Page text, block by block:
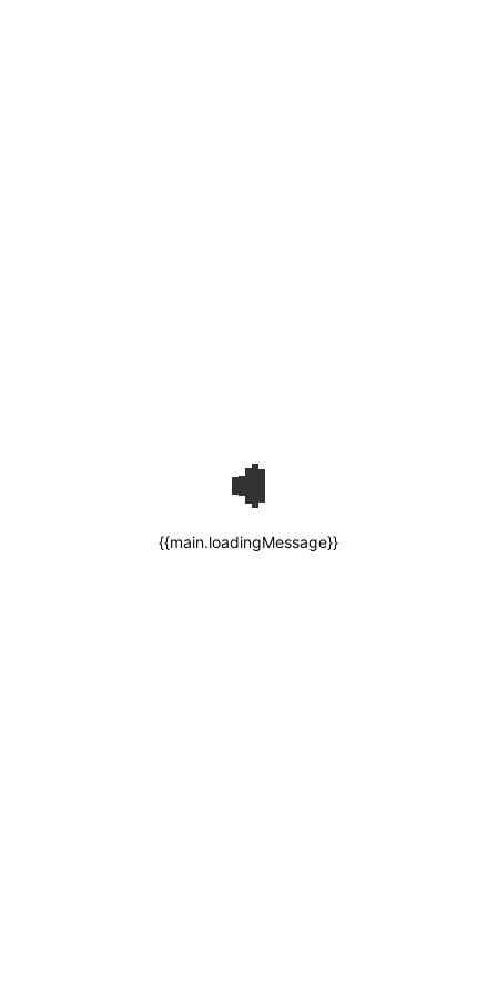
{{main.loadingMessage}}